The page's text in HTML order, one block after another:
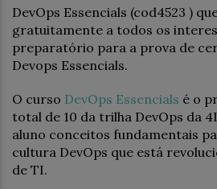
DevOps Essencials (cod4523 )
gratuitamente a todos os
preparatório para a prova de
Devops Essencials.
O curso DevOps Essencials é o
total de 10 da trilha DevOps da
aluno conceitos fundamentais
cultura DevOps que está
de TI.